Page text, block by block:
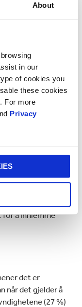
About
in our
of cookies you
these cookies
For more
Privacy
ikke vet
å jobbe for en
at de ikke
som sier at de er
og
forbrukerne å
lever
kommer i
forbrukerne sier
hvis den var
med funnene om
mer for
for å innlemme
det er
når det gjelder å
(27 %)